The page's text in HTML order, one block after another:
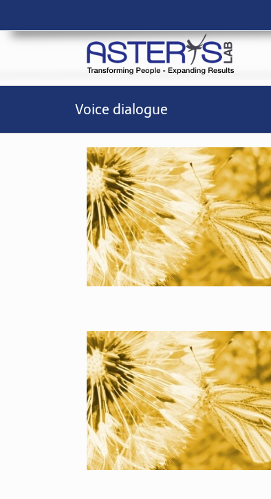
contenuto
Voice dialogue